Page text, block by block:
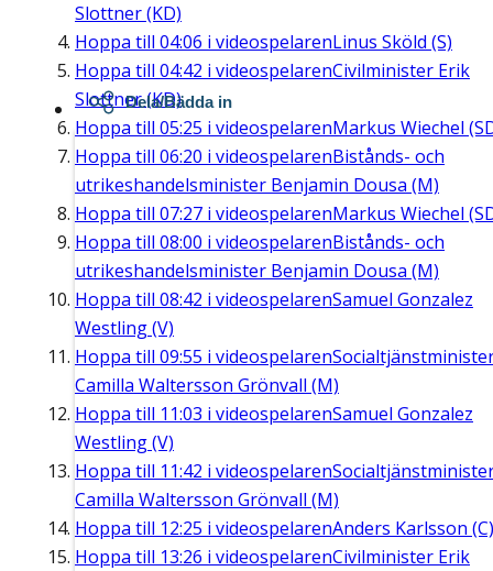
Slottner (KD)
Hoppa till 04:06 i videospelarenLinus Sköld (S)
Hoppa till 04:42 i videospelarenCivilminister Erik
Slottner (KD)
Hoppa till 05:25 i videospelarenMarkus Wiechel
Hoppa till 06:20 i videospelarenBistånds- och
utrikeshandelsminister Benjamin Dousa (M)
Hoppa till 07:27 i videospelarenMarkus Wiechel
Hoppa till 08:00 i videospelarenBistånds- och
utrikeshandelsminister Benjamin Dousa (M)
Hoppa till 08:42 i videospelarenSamuel Gonzalez
Westling (V)
Hoppa till 09:55 i videospelaren
Camilla Waltersson Grönvall (M)
Hoppa till 11:03 i videospelarenSamuel Gonzalez
Westling (V)
Hoppa till 11:42 i videospelaren
Camilla Waltersson Grönvall (M)
Hoppa till 12:25 i videospelarenAnders Karlsson (C)
Hoppa till 13:26 i videospelarenCivilminister Erik
Dela/Bädda in